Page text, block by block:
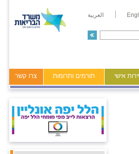
العربية
אישי תורמים ותרומות צרו קשר